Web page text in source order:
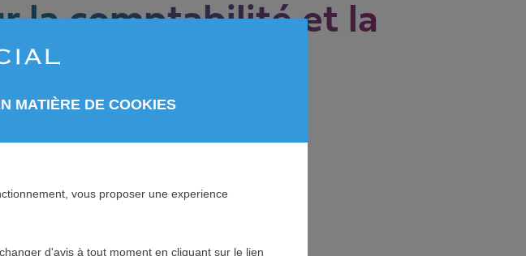
la comptabilité et la
MATIÈRE DE COOKIES
vous proposer une experience
d'avis à tout moment en cliquant sur le lien